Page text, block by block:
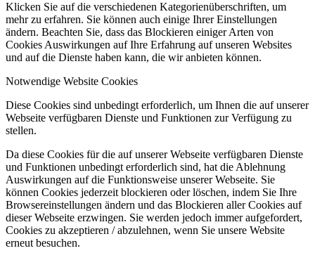
Klicken Sie auf die verschiedenen Kategorienüberschriften, um
mehr zu erfahren. Sie können auch einige Ihrer Einstellungen
ändern. Beachten Sie, dass das Blockieren einiger Arten von
Cookies Auswirkungen auf Ihre Erfahrung auf unseren Websites
und auf die Dienste haben kann, die wir anbieten können.
Notwendige Website Cookies
Diese Cookies sind unbedingt erforderlich, um Ihnen die auf unserer
Webseite verfügbaren Dienste und Funktionen zur Verfügung zu
stellen.
Da diese Cookies für die auf unserer Webseite verfügbaren Dienste
und Funktionen unbedingt erforderlich sind, hat die Ablehnung
Auswirkungen auf die Funktionsweise unserer Webseite. Sie
können Cookies jederzeit blockieren oder löschen, indem Sie Ihre
Browsereinstellungen ändern und das Blockieren aller Cookies auf
dieser Webseite erzwingen. Sie werden jedoch immer aufgefordert,
Cookies zu akzeptieren / abzulehnen, wenn Sie unsere Website
erneut besuchen.